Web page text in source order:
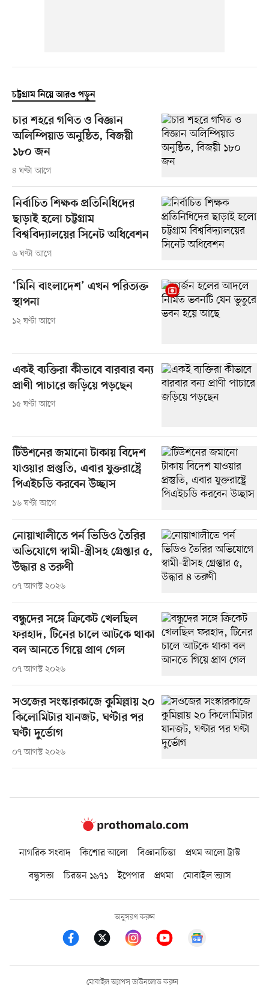
চট্টগ্রাম নিয়ে আরও পড়ুন
চার শহরে গণিত ও বিজ্ঞান
অলিম্পিয়াড অনুষ্ঠিত, বিজয়ী
১৮০ জন
৪ ঘণ্টা আগে
নির্বাচিত শিক্ষক প্রতিনিধিদের
ছাড়াই হলো চট্টগ্রাম
বিশ্ববিদ্যালয়ের সিনেট অধিবেশন
৬ ঘণ্টা আগে
‘মিনি বাংলাদেশ’ এখন পরিত্যক্ত
স্থাপনা
১২ ঘণ্টা আগে
একই ব্যক্তিরা কীভাবে বারবার বন্য
প্রাণী পাচারে জড়িয়ে পড়ছেন
১৫ ঘণ্টা আগে
টিউশনের জমানো টাকায় বিদেশ
যাওয়ার প্রস্তুতি, এবার যুক্তরাষ্ট্রে
পিএইচডি করবেন উচ্ছাস
১৬ ঘণ্টা আগে
নোয়াখালীতে পর্ন ভিডিও তৈরির
অভিযোগে স্বামী-স্ত্রীসহ গ্রেপ্তার ৫,
উদ্ধার ৪ তরুণী
০৭ আগস্ট ২০২৬
বন্ধুদের সঙ্গে ক্রিকেট খেলছিল
ফরহাদ, টিনের চালে আটকে থাকা
বল আনতে গিয়ে প্রাণ গেল
০৭ আগস্ট ২০২৬
সওজের সংস্কারকাজে কুমিল্লায় ২০
কিলোমিটার যানজট, ঘণ্টার পর
ঘণ্টা দুর্ভোগ
০৭ আগস্ট ২০২৬
নাগরিক সংবাদ কিশোর আলো বিজ্ঞানচিন্তা
প্রথম আলো ট্রাস্ট
বন্ধুসভা
চিরন্তন ১৯৭১ ইপেপার প্রথমা মোবাইল ভ্যাস
অনুসরণ করুন
মোবাইল অ্যাপস ডাউনলোড করুন